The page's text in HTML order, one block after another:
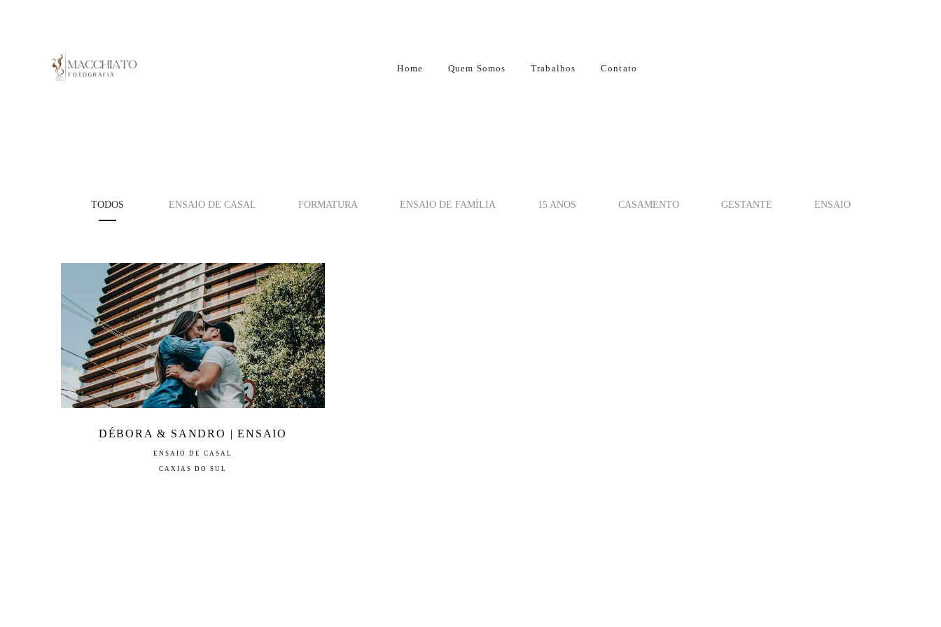
Home Quem Somos Trabalhos Contato
TODOS ENSAIO DE CASAL FORMATURA ENSAIO DE FAMÍLIA 15 ANOS CASAMENTO GESTANTE ENSAIO
DÉBORA & SANDRO | ENSAIO
ENSAIO DE CASAL
CAXIAS DO SUL